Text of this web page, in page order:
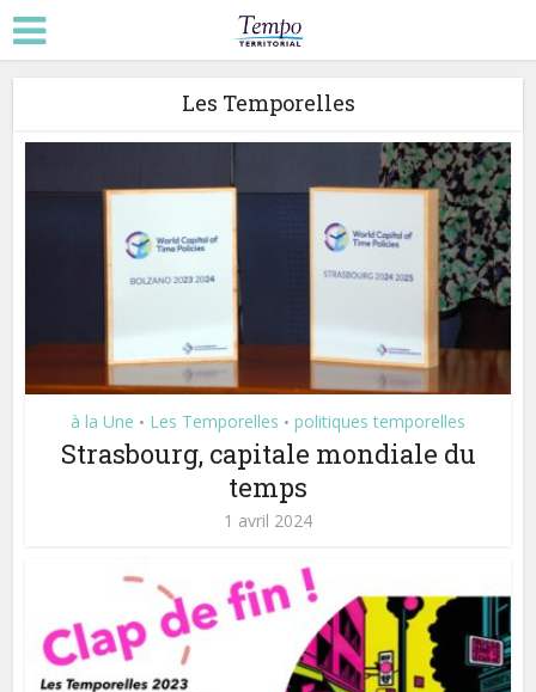
Les Temporelles
à la Une • Les Temporelles • politiques temporelles
Strasbourg, capitale mondiale du
temps
1 avril 2024